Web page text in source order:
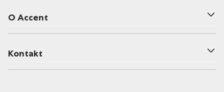
O Accent
Kontakt